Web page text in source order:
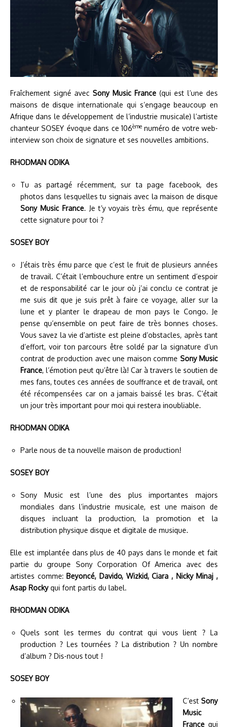
Fraîchement signé avec Sony Music France (qui est l’une des
maisons de disque internationale qui s’engage beaucoup en
Afrique dans le développement de l’industrie musicale) l’artiste
chanteur SOSEY évoque dans ce 106ème numéro de votre web-
interview son choix de signature et ses nouvelles ambitions.
RHODMAN ODIKA
Tu as partagé récemment, sur ta page facebook, des
photos dans lesquelles tu signais avec la maison de disque
Sony Music France. Je t’y voyais très ému, que représente
cette signature pour toi ?
SOSEY BOY
J’étais très ému parce que c’est le fruit de plusieurs années
de travail. C’était l’embouchure entre un sentiment d’espoir
et de responsabilité car le jour où j’ai conclu ce contrat je
me suis dit que je suis prêt à faire ce voyage, aller sur la
lune et y planter le drapeau de mon pays le Congo. Je
pense qu’ensemble on peut faire de très bonnes choses.
Vous savez la vie d’artiste est pleine d’obstacles, après tant
d’effort, voir ton parcours être soldé par la signature d’un
contrat de production avec une maison comme Sony Music
France, l’émotion peut qu’être là! Car à travers le soutien de
mes fans, toutes ces années de souffrance et de travail, ont
été récompensées car on a jamais baissé les bras. C’était
un jour très important pour moi qui restera inoubliable.
RHODMAN ODIKA
Parle nous de ta nouvelle maison de production!
SOSEY BOY
Sony Music est l’une des plus importantes majors
mondiales dans l’industrie musicale, est une maison de
disques incluant la production, la promotion et la
distribution physique disque et digitale de musique.
Elle est implantée dans plus de 40 pays dans le monde et fait
partie du groupe Sony Corporation Of America avec des
artistes comme: Beyoncé, Davido, Wizkid, Ciara , Nicky Minaj ,
Asap Rockyqui font partis du label.
RHODMAN ODIKA
Quels sont les termes du contrat qui vous lient ? La
production ? Les tournées ? La distribution ? Un nombre
d’album ? Dis-nous tout !
SOSEY BOY
C’est Sony
Music
France qui